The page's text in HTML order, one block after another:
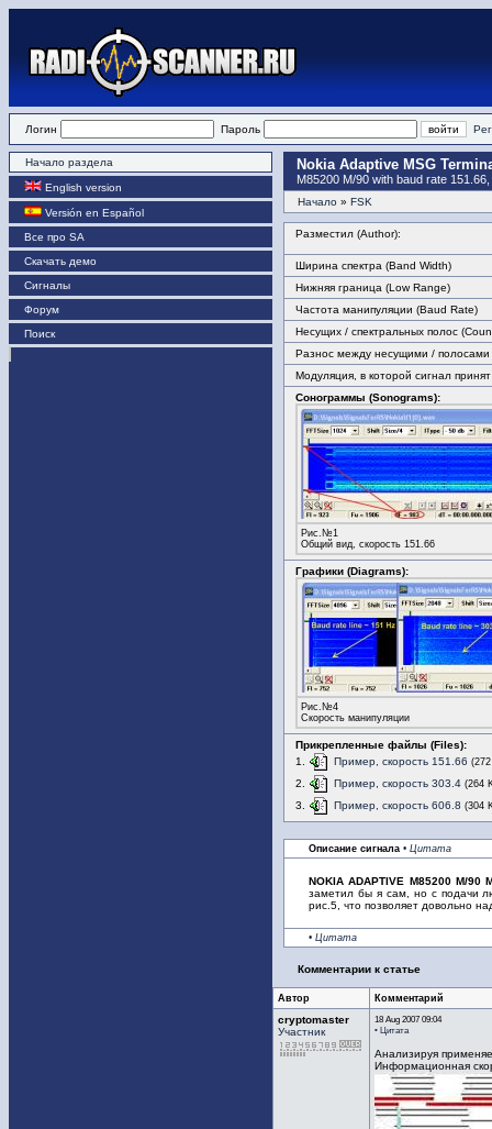
Логин Пароль
Начало раздела
English version
Versión en Español
Все про SA
Скачать демо
Сигналы
Форум
Поиск
Nokia Adaptive MSG
M85200 M/90 with baud rate
Начало » FSK
Разместил (Author):
Ширина спектра (Band Width)
Нижняя граница (Low Range)
Частота манипуляции (Baud Rate)
Несущих / спектральных полос
Разнос между несущими / полосами
Модуляция, в которой сигнал
Сонограммы (Sonograms):
Рис.№1
Общий вид, скорость 151.66
Графики (Diagrams):
Рис.№4
Скорость манипуляции
Прикрепленные файлы (Files):
1.
Пример, скорость 151.66
2. Пример, скорость 303.4 (264
3. Пример, скорость 606.8 (304
Описание сигнала • Цитата
NOKIA ADAPTIVE M85200 M/90
заметил бы я сам, но с подачи
рис.5, что позволяет довольно
• Цитата
Комментарии к статье
Автор Комментарий
cryptomaster
Участник
18 Aug 2007 09:04
• Цитата
Анализируя
Информационная